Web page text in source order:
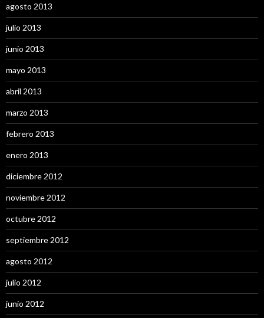
agosto 2013
julio 2013
junio 2013
mayo 2013
abril 2013
marzo 2013
febrero 2013
enero 2013
diciembre 2012
noviembre 2012
octubre 2012
septiembre 2012
agosto 2012
julio 2012
junio 2012